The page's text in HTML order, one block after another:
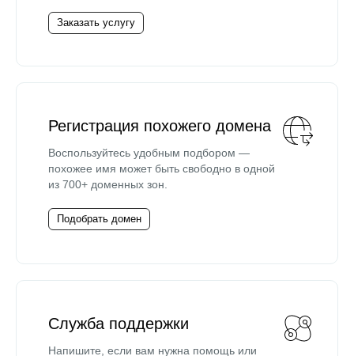
Заказать услугу
Регистрация похожего домена
Воспользуйтесь удобным подбором —
похожее имя может быть свободно в одной
из 700+ доменных зон.
Подобрать домен
Служба поддержки
Напишите, если вам нужна помощь или